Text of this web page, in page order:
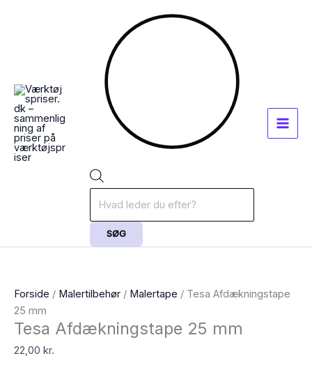
SØG
Forside / Malertilbehør / Malertape / Tesa Afdækningstape
25 mm
Tesa Afdækningstape 25 mm
22,00 kr.